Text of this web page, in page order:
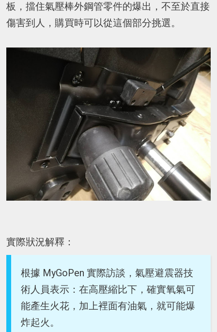
板，擋住氣壓棒外鋼管零件的爆出，不至於直接
傷害到人，購買時可以從這個部分挑選。
實際狀況解釋：
根據 MyGoPen 實際訪談，氣壓避震器技
術人員表示：在高壓縮比下，確實氧氣可
能產生火花，加上裡面有油氣，就可能爆
炸起火。